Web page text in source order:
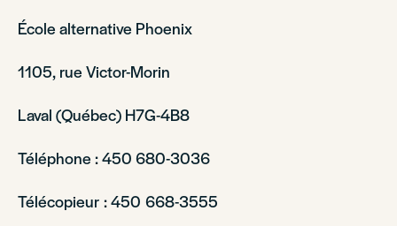
École alternative Phoenix
1105, rue Victor-Morin
Laval (Québec) H7G-4B8
Téléphone : 450 680-3036
Télécopieur : 450 668-3555